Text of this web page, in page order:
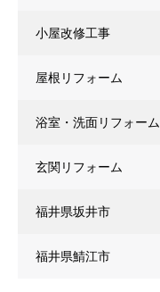
小屋改修工事
屋根リフォーム
浴室・洗面リフォーム
玄関リフォーム
福井県坂井市
福井県鯖江市